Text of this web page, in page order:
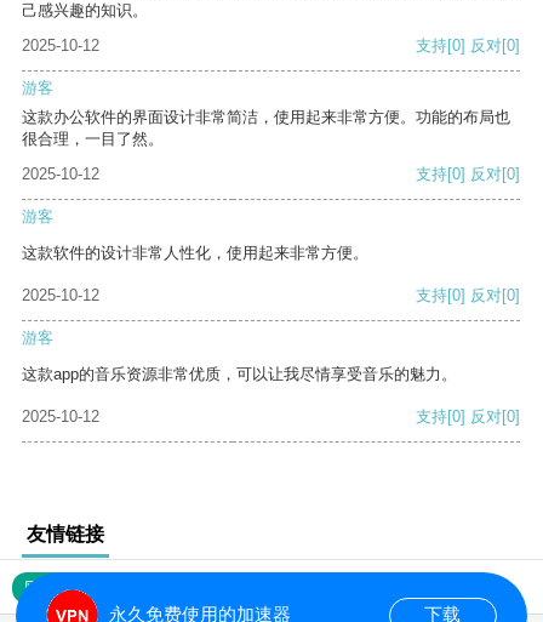
己感兴趣的知识。
2025-10-12
支持[0] 反对[0]
游客
这款办公软件的界面设计非常简洁，使用起来非常方便。功能的布局也
很合理，一目了然。
2025-10-12
支持[0] 反对[0]
游客
这款软件的设计非常人性化，使用起来非常方便。
2025-10-12 支持[0] 反对[0]
游客
这款app的音乐资源非常优质，可以让我尽情享受音乐的魅力。
2025-10-12 支持[0] 反对[0]
友情链接
网站地图
永久免费使用的加速器 下载